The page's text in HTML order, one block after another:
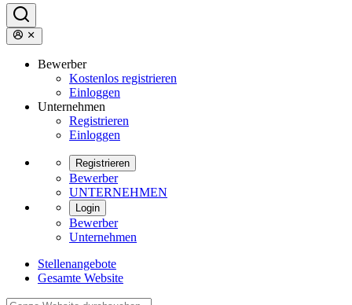
Bewerber
Kostenlos registrieren
Einloggen
Unternehmen
Registrieren
Einloggen
Registrieren
Bewerber
UNTERNEHMEN
Login
Bewerber
Unternehmen
Stellenangebote
Gesamte Website